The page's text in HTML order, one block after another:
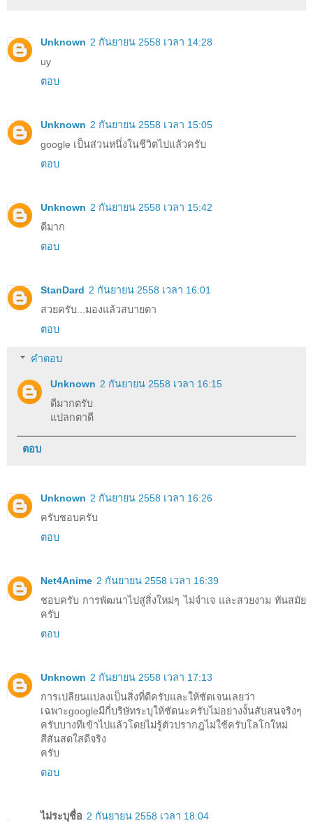
Unknown 2 กันยายน 2558 เวลา 14:28
uy
ตอบ
Unknown 2 กันยายน 2558 เวลา 15:05
google เป็นส่วนหนึ่งในชีวิตไปแล้วครับ
ตอบ
Unknown 2 กันยายน 2558 เวลา 15:42
ดีมาก
ตอบ
StanDard 2 กันยายน 2558 เวลา 16:01
สวยครับ...มองแล้วสบายตา
ตอบ
คำตอบ
Unknown 2 กันยายน 2558 เวลา 16:15
ดีมากตรับ
แปลกตาดี
ตอบ
Unknown 2 กันยายน 2558 เวลา 16:26
ครับชอบครับ
ตอบ
Net4Anime 2 กันยายน 2558 เวลา 16:39
ชอบครับ การพัฒนาไปสู่สิ่งใหม่ๆ ไม่จำเจ และสวยงาม ทันสมัย
ครับ
ตอบ
Unknown 2 กันยายน 2558 เวลา 17:13
การเปลียนแปลงเป็นสิ่งที่ดีครับและให้ชัดเจนเลยว่า
เฉพาะgoogleมีกี่บริษัทระบุให้ชัดนะครับไม่อย่างงั้นสับสนจริงๆ
ครับบางทีเข้าไปแล้วโดยไม่รู้ตัวปรากฎไม่ใช้ครับโลโกใหม่
สีสันสดใสดีจริง
ครับ
ตอบ
ไม่ระบุชื่อ 2 กันยายน 2558 เวลา 18:04